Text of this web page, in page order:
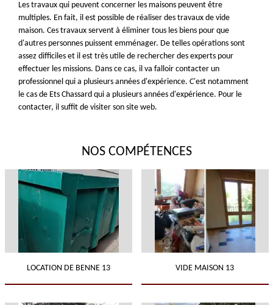
Les travaux qui peuvent concerner les maisons peuvent être
multiples. En fait, il est possible de réaliser des travaux de vide
maison. Ces travaux servent à éliminer tous les biens pour que
d'autres personnes puissent emménager. De telles opérations sont
assez difficiles et il est très utile de rechercher des experts pour
effectuer les missions. Dans ce cas, il va falloir contacter un
professionnel qui a plusieurs années d'expérience. C'est notamment
le cas de Ets Chassard qui a plusieurs années d'expérience. Pour le
contacter, il suffit de visiter son site web.
NOS COMPÉTENCES
LOCATION DE BENNE 13 VIDE MAISON 13